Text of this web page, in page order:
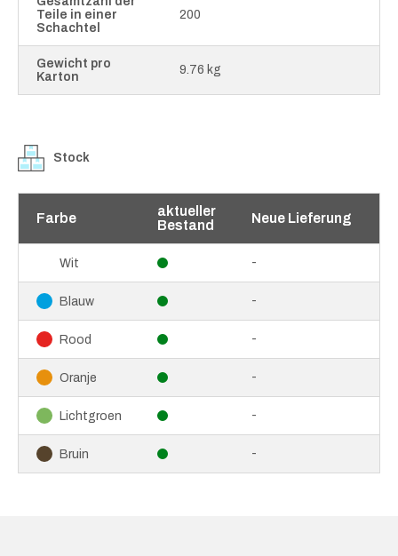
Teile in einer
Schachtel
200
Gewicht pro
Karton
9.76 kg
Stock
Farbe
aktueller
Bestand
Neue Lieferung
Wit -
Blauw -
Rood -
Oranje -
Lichtgroen -
Bruin -